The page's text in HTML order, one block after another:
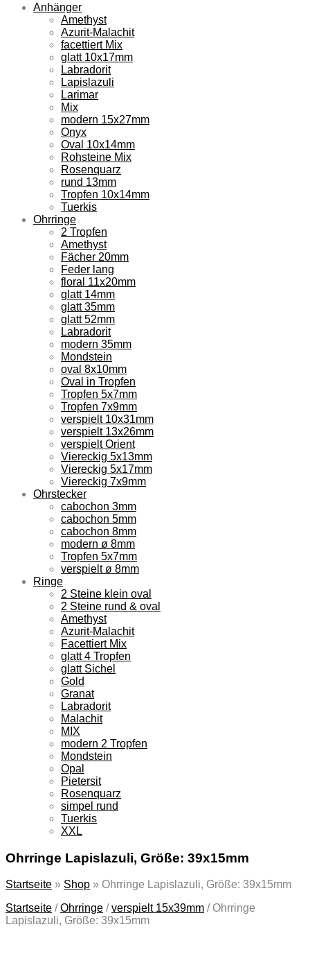
Anhänger
Amethyst
Azurit-Malachit
facettiert Mix
glatt 10x17mm
Labradorit
Lapislazuli
Larimar
Mix
modern 15x27mm
Onyx
Oval 10x14mm
Rohsteine Mix
Rosenquarz
rund 13mm
Tropfen 10x14mm
Tuerkis
Ohrringe
2 Tropfen
Amethyst
Fächer 20mm
Feder lang
floral 11x20mm
glatt 14mm
glatt 35mm
glatt 52mm
Labradorit
modern 35mm
Mondstein
oval 8x10mm
Oval in Tropfen
Tropfen 5x7mm
Tropfen 7x9mm
verspielt 10x31mm
verspielt 13x26mm
verspielt Orient
Viereckig 5x13mm
Viereckig 5x17mm
Viereckig 7x9mm
Ohrstecker
cabochon 3mm
cabochon 5mm
cabochon 8mm
modern ø 8mm
Tropfen 5x7mm
verspielt ø 8mm
Ringe
2 Steine klein oval
2 Steine rund & oval
Amethyst
Azurit-Malachit
Facettiert Mix
glatt 4 Tropfen
glatt Sichel
Gold
Granat
Labradorit
Malachit
MIX
modern 2 Tropfen
Mondstein
Opal
Pietersit
Rosenquarz
simpel rund
Tuerkis
XXL
Ohrringe Lapislazuli, Größe: 39x15mm
Startseite » Shop » Ohrringe Lapislazuli, Größe: 39x15mm
Startseite /Ohrringe /verspielt 15x39mm /Ohrringe
Lapislazuli, Größe: 39x15mm